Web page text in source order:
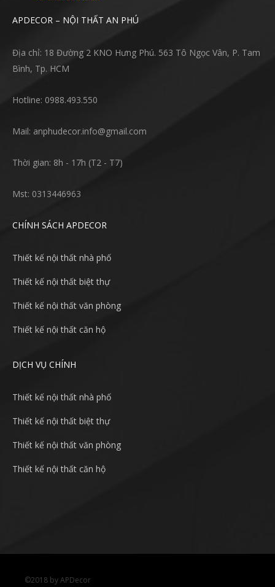
APDECOR – NỘI THẤT AN PHÚ
Địa chỉ: 18 Đường 2 KNO Hưng Phú. 563 Tô Ngọc Vân, P. Tam
Bình, Tp. HCM
Hotline: 0988.493.550
Mail: anphudecor.info@gmail.com
Thời gian: 8h - 17h (T2 - T7)
Mst: 0313446963
CHÍNH SÁCH APDECOR
Thiết kế nội thất nhà phố
Thiết kế nội thất biệt thự
Thiết kế nội thất văn phòng
Thiết kế nội thất căn hộ
DỊCH VỤ CHÍNH
Thiết kế nội thất nhà phố
Thiết kế nội thất biệt thự
Thiết kế nội thất văn phòng
Thiết kế nội thất căn hộ
©2018 by APDecor